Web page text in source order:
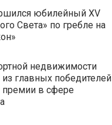
юбилейный XV
Света» по гребле на
недвижимости
главных победителей
в сфере